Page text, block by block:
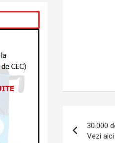
în
30.000
Vezi